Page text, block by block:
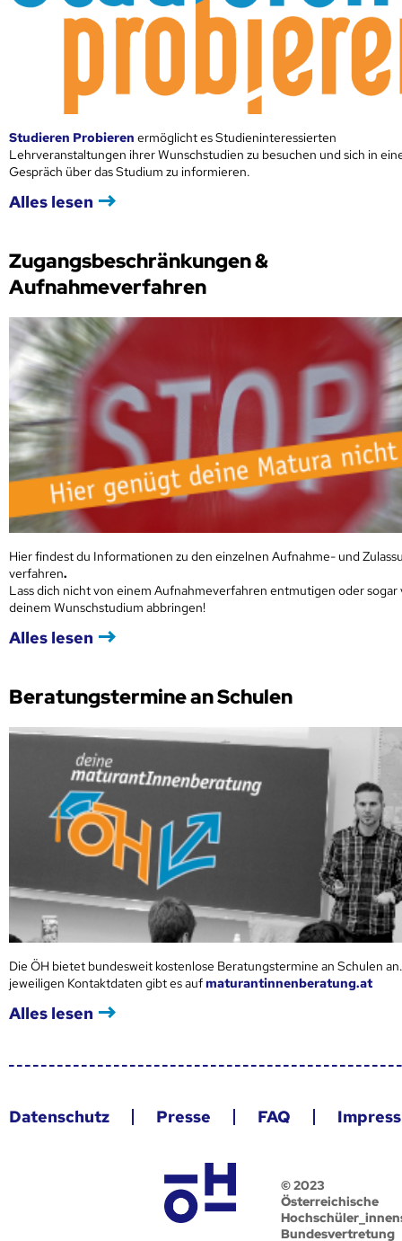
Studieren Probieren ermöglicht es Studieninteressierten
Lehrveranstaltungen ihrer Wunschstudien zu besuchen und sich in
Gespräch über das Studium zu informieren.
Alles lesen
Zugangsbeschränkungen &
Aufnahmeverfahren
Hier findest du Informationen zu den einzelnen Aufnahme- und
verfahren.
Lass dich nicht von einem Aufnahmeverfahren entmutigen oder sogar
deinem Wunschstudium abbringen!
Alles lesen
Beratungstermine an Schulen
Die ÖH bietet bundesweit kostenlose Beratungstermine an Schulen
jeweiligen Kontaktdaten gibt es aufmaturantinnenberatung.at
Alles lesen
Datenschutz Presse FAQ
© 2023
Österreichische
Bundesvertretung